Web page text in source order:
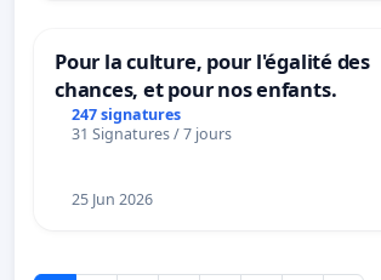
Pour la culture, pour l'égalité des
chances, et pour nos enfants.
247 signatures
31 Signatures / 7 jours
25 Jun 2026